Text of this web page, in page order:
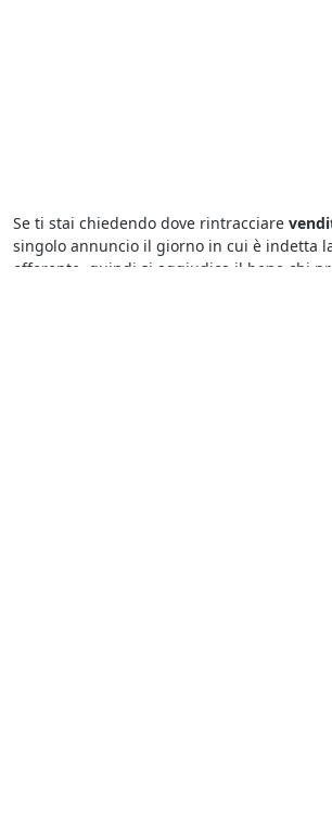
Se ti stai chiedendo dove rintracciare
singolo annuncio il giorno in cui è indetta
offerente, quindi si aggiudica il bene chi